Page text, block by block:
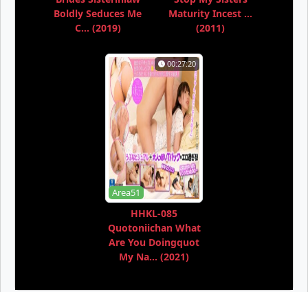
Boldly Seduces Me
C... (2019)
Maturity Incest ...
(2011)
00:27:20
Area51
HHKL-085
Quotoniichan What
Are You Doingquot
My Na... (2021)